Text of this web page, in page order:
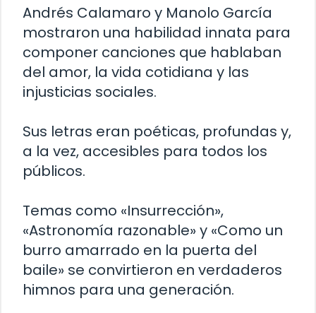
Andrés Calamaro y Manolo García
mostraron una habilidad innata para
componer canciones que hablaban
del amor, la vida cotidiana y las
injusticias sociales.
Sus letras eran poéticas, profundas y,
a la vez, accesibles para todos los
públicos.
Temas como «Insurrección»,
«Astronomía razonable» y «Como un
burro amarrado en la puerta del
baile» se convirtieron en verdaderos
himnos para una generación.